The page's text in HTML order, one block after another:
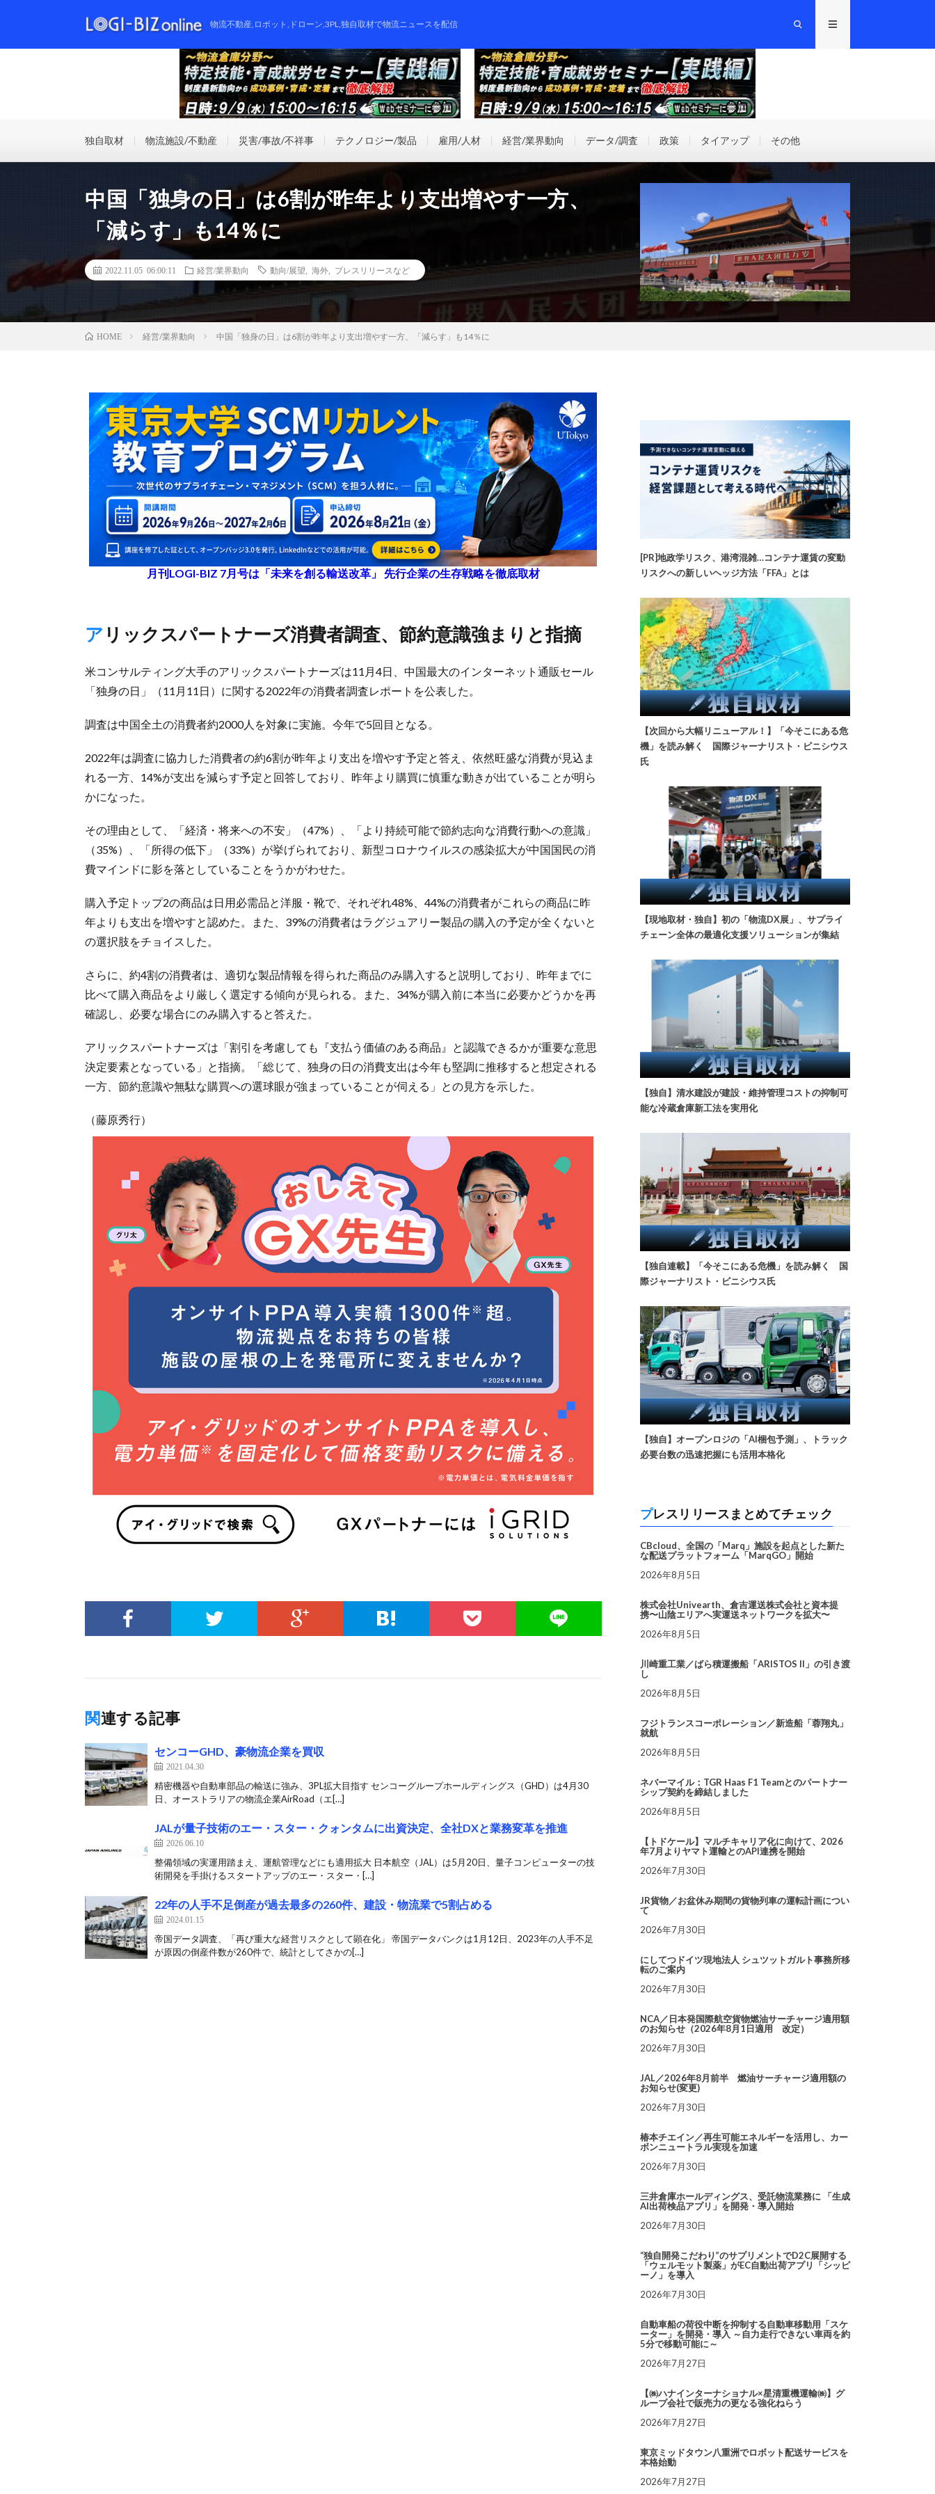
物流不動産,ロボット,ドローン,3PL,独自取材で物流ニュースを配信
独自取材 物流施設/不動産 災害/事故/不祥事 テクノロジー/製品 雇用/人材 経営/業界動向 データ/調査 政策 タイアップ その他
中国「独身の日」は6割が昨年より支出増やす一方、
「減らす」も14％に
2022.11.05 06:00:11 経営/業界動向 動向/展望 海外 プレスリリースなど
HOME 経営/業界動向 中国「独身の日」は6割が昨年より支出増やす一方、「減らす」も14％に
月刊LOGI-BIZ 7月号は「未来を創る輸送改革」 先行企業の生存戦略を徹底取材
アリックスパートナーズ消費者調査、節約意識強まりと指摘
米コンサルティング大手のアリックスパートナーズは11月4日、中国最大のインターネット通販セール
「独身の日」（11月11日）に関する2022年の消費者調査レポートを公表した。
調査は中国全土の消費者約2000人を対象に実施。今年で5回目となる。
2022年は調査に協力した消費者の約6割が昨年より支出を増やす予定と答え、依然旺盛な消費が見込ま
れる一方、14%が支出を減らす予定と回答しており、昨年より購買に慎重な動きが出ていることが明ら
かになった。
その理由として、「経済・将来への不安」（47%）、「より持続可能で節約志向な消費行動への意識」
（35%）、「所得の低下」（33%）が挙げられており、新型コロナウイルスの感染拡大が中国国民の消
費マインドに影を落としていることをうかがわせた。
購入予定トップ2の商品は日用必需品と洋服・靴で、それぞれ48%、44%の消費者がこれらの商品に昨
年よりも支出を増やすと認めた。また、39%の消費者はラグジュアリー製品の購入の予定が全くないと
の選択肢をチョイスした。
さらに、約4割の消費者は、適切な製品情報を得られた商品のみ購入すると説明しており、昨年までに
比べて購入商品をより厳しく選定する傾向が見られる。また、34%が購入前に本当に必要かどうかを再
確認し、必要な場合にのみ購入すると答えた。
アリックスパートナーズは「割引を考慮しても『支払う価値のある商品』と認識できるかが重要な意思
決定要素となっている」と指摘。「総じて、独身の日の消費支出は今年も堅調に推移すると想定される
一方、節約意識や無駄な購買への選球眼が強まっていることが伺える」との見方を示した。
（藤原秀行）
関連する記事
センコーGHD、豪物流企業を買収
2021.04.30
精密機器や自動車部品の輸送に強み、3PL拡大目指す センコーグループホールディングス（GHD）は4月30
日、オーストラリアの物流企業AirRoad（エ[…]
JALが量子技術のエー・スター・クォンタムに出資決定、全社DXと業務変革を推進
2026.06.10
整備領域の実運用踏まえ、運航管理などにも適用拡大 日本航空（JAL）は5月20日、量子コンピューターの技
術開発を手掛けるスタートアップのエー・スター・[…]
22年の人手不足倒産が過去最多の260件、建設・物流業で5割占める
2024.01.15
帝国データ調査、「再び重大な経営リスクとして顕在化」 帝国データバンクは1月12日、2023年の人手不足
が原因の倒産件数が260件で、統計としてさかの[…]
[PR]地政学リスク、港湾混雑…コンテナ運賃の変動
リスクへの新しいヘッジ方法「FFA」とは
【次回から大幅リニューアル！】「今そこにある危
機」を読み解く 国際ジャーナリスト・ビニシウス
氏
【現地取材・独自】初の「物流DX展」、サプライ
チェーン全体の最適化支援ソリューションが集結
【独自】清水建設が建設・維持管理コストの抑制可
能な冷蔵倉庫新工法を実用化
【独自連載】「今そこにある危機」を読み解く 国
際ジャーナリスト・ビニシウス氏
【独自】オープンロジの「AI梱包予測」、トラック
必要台数の迅速把握にも活用本格化
プレスリリースまとめてチェック
CBcloud、全国の「Marq」施設を起点とした新た
な配送プラットフォーム「MarqGO」開始
2026年8月5日
株式会社Univearth、倉吉運送株式会社と資本提
携〜山陰エリアへ実運送ネットワークを拡大〜
2026年8月5日
川崎重工業／ばら積運搬船「ARISTOS II」の引き渡
し
2026年8月5日
フジトランスコーポレーション／新造船「蓉翔丸」
就航
2026年8月5日
ネバーマイル：TGR Haas F1 Teamとのパートナー
シップ契約を締結しました
2026年8月5日
【トドケール】マルチキャリア化に向けて、2026
年7月よりヤマト運輸とのAPI連携を開始
2026年7月30日
JR貨物／お盆休み期間の貨物列車の運転計画につい
て
2026年7月30日
にしてつドイツ現地法人 シュツットガルト事務所移
転のご案内
2026年7月30日
NCA／日本発国際航空貨物燃油サーチャージ適用額
のお知らせ（2026年8月1日適用 改定）
2026年7月30日
JAL／2026年8月前半 燃油サーチャージ適用額の
お知らせ(変更)
2026年7月30日
椿本チエイン／再生可能エネルギーを活用し、カー
ボンニュートラル実現を加速
2026年7月30日
三井倉庫ホールディングス、受託物流業務に 「生成
AI出荷検品アプリ」を開発・導入開始
2026年7月30日
“独自開発こだわり”のサプリメントでD2C展開する
「ウェルモット製薬」がEC自動出荷アプリ「シッピ
ーノ」を導入
2026年7月30日
自動車船の荷役中断を抑制する自動車移動用「スケ
ーター」を開発・導入 ～自力走行できない車両を約
5分で移動可能に～
2026年7月27日
【㈱ハナインターナショナル×星清重機運輸㈱】グ
ループ会社で販売力の更なる強化ねらう
2026年7月27日
東京ミッドタウン八重洲でロボット配送サービスを
本格始動
2026年7月27日